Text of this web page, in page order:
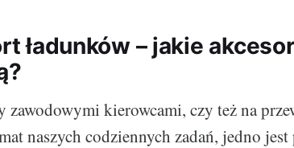
ładunków – jakie
zawodowymi kierowcami, czy też na
naszych codziennych zadań, jedno jest